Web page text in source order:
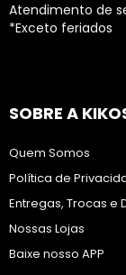
Atendimento de
*Exceto feriados
SOBRE A
Quem Somos
Política de
Entregas, Trocas e
Nossas Lojas
Baixe nosso APP